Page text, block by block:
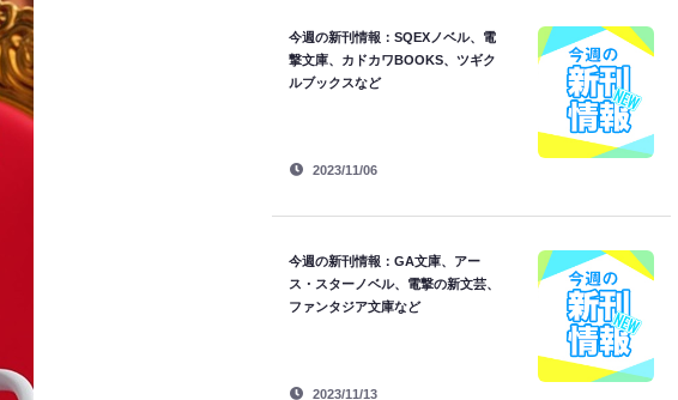
今週の新刊情報：SQEXノベル、電
撃文庫、カドカワBOOKS、ツギク
ルブックスなど
2023/11/06
今週の新刊情報：GA文庫、アー
ス・スターノベル、電撃の新文芸、
ファンタジア文庫など
2023/11/13